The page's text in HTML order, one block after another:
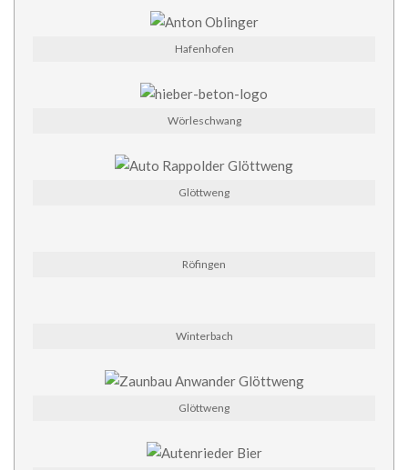
Hafenhofen
Wörleschwang
Glöttweng
Röfingen
Winterbach
Glöttweng